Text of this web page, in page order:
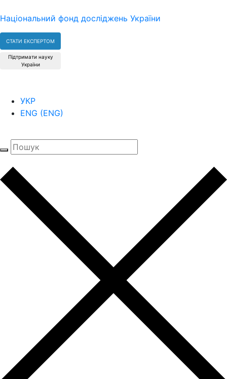
Національний фонд досліджень України
СТАТИ ЕКСПЕРТОМ
Підтримати науку
України
УКР
ENG (ENG)